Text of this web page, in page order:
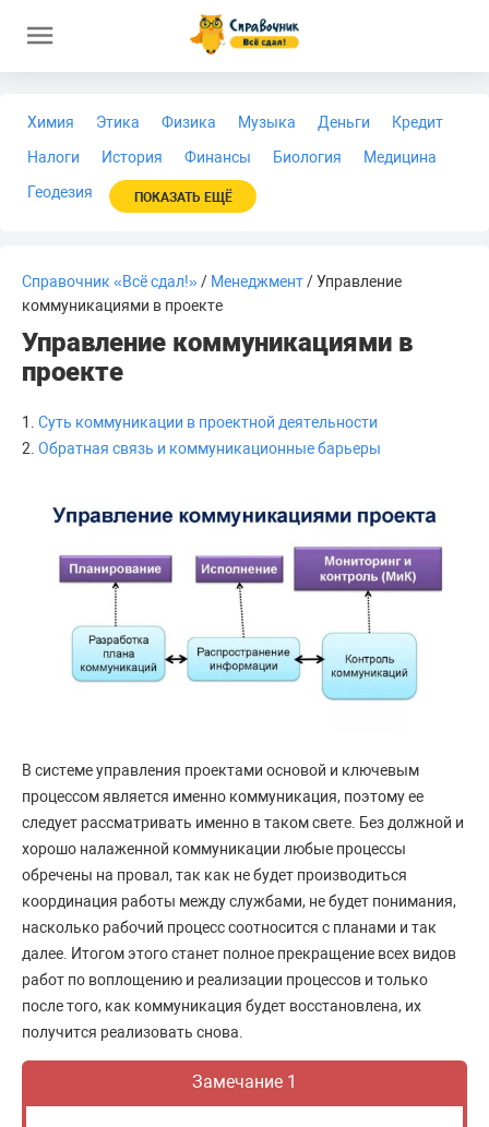
Химия Этика Физика Музыка Деньги
Кредит
Налоги
История Финансы Биология
Медицина
Геодезия
ПОКАЗАТЬ ЕЩЁ
Справочник «Всё сдал!»/ Менеджмент/ Управление
коммуникациями в проекте
Управление коммуникациями в
проекте
1. Суть коммуникации в проектной деятельности
2. Обратная связь и коммуникационные барьеры
В системе управления проектами основой и ключевым
процессом является именно коммуникация, поэтому ее
следует рассматривать именно в таком свете. Без должной и
хорошо налаженной коммуникации любые процессы
обречены на провал, так как не будет производиться
координация работы между службами, не будет понимания,
насколько рабочий процесс соотносится с планами и так
далее. Итогом этого станет полное прекращение всех видов
работ по воплощению и реализации процессов и только
после того, как коммуникация будет восстановлена, их
получится реализовать снова.
Замечание 1